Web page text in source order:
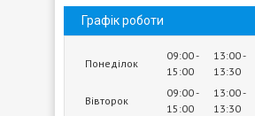
Графік роботи
Понеділок
09:00
15:00
13:00
13:30
Вівторок
09:00
15:00
13:00
13:30